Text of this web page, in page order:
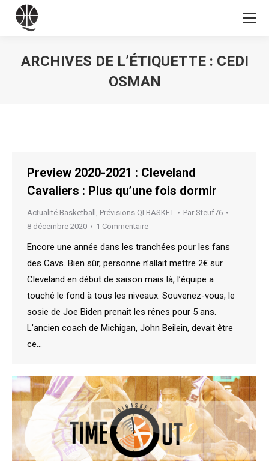
ARCHIVES DE L’ÉTIQUETTE : CEDI
OSMAN
Preview 2020-2021 : Cleveland
Cavaliers : Plus qu’une fois dormir
Actualité Basketball , Prévisions QI BASKET Par Steuf76
8 décembre 2020
1 Commentaire
Encore une année dans les tranchées pour les fans
des Cavs. Bien sûr, personne n’allait mettre 2€ sur
Cleveland en début de saison mais là, l’équipe a
touché le fond à tous les niveaux. Souvenez-vous, le
sosie de Joe Biden prenait les rênes pour 5 ans.
L’ancien coach de Michigan, John Beilein, devait être
ce…